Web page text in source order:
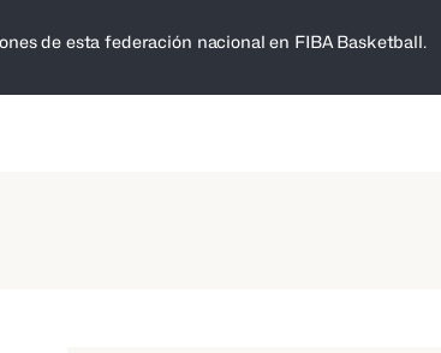
de esta federación nacional en FIBA Basketball.